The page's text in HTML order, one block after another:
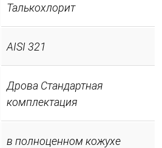
Талькохлорит
AISI 321
Дрова Стандартная
комплектация
в полноценном кожухе